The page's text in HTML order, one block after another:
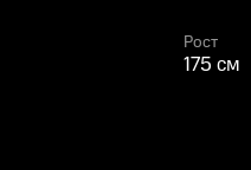
Рост
175 см